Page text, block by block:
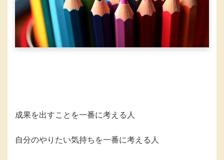
成果を出すことを一番に考える人
自分のやりたい気持ちを一番に考える人